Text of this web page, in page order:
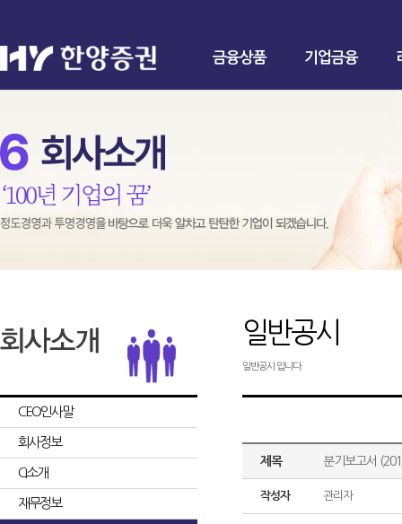
금융상품 기업금융
CEO인사말
회사정보
CI소개
재무정보
일반공시
일반공시 입니다.
제목 분기보고서
작성자 관리자